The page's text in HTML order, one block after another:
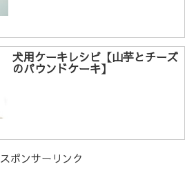
犬用ケーキレシピ【山芋とチーズ
のパウンドケーキ】
スポンサーリンク